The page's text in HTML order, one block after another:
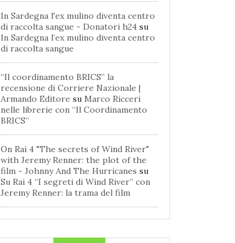
In Sardegna l'ex mulino diventa centro
di raccolta sangue - Donatori h24 su
In Sardegna l’ex mulino diventa centro
di raccolta sangue
“Il coordinamento BRICS” la
recensione di Corriere Nazionale |
Armando Editore su Marco Ricceri
nelle librerie con “Il Coordinamento
BRICS”
On Rai 4 "The secrets of Wind River"
with Jeremy Renner: the plot of the
film - Johnny And The Hurricanes su
Su Rai 4 “I segreti di Wind River” con
Jeremy Renner: la trama del film